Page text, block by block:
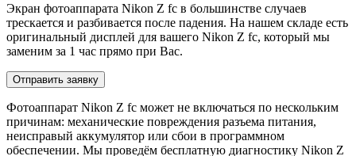
Экран фотоаппарата Nikon Z fc в большинстве случаев
трескается и разбивается после падения. На нашем складе есть
оригинальный дисплей для вашего Nikon Z fc, который мы
заменим за 1 час прямо при Вас.
Отправить заявку
Фотоаппарат Nikon Z fc может не включаться по нескольким
причинам: механические повреждения разъема питания,
неисправый аккумулятор или сбои в программном
обеспечении. Мы проведём бесплатную диагностику Nikon Z